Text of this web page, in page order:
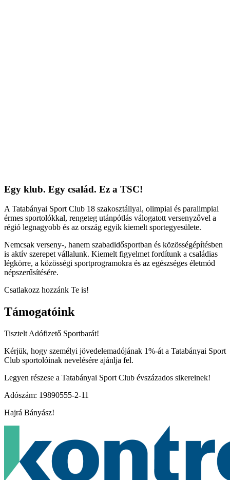
Egy klub. Egy család. Ez a TSC!
A Tatabányai Sport Club 18 szakosztállyal, olimpiai és paralimpiai
érmes sportolókkal, rengeteg utánpótlás válogatott versenyzővel a
régió legnagyobb és az ország egyik kiemelt sportegyesülete.
Nemcsak verseny-, hanem szabadidősportban és közösségépítésben
is aktív szerepet vállalunk. Kiemelt figyelmet fordítunk a családias
légkörre, a közösségi sportprogramokra és az egészséges életmód
népszerűsítésére.
Csatlakozz hozzánk Te is!
Támogatóink
Tisztelt Adófizető Sportbarát!
Kérjük, hogy személyi jövedelemadójának 1%-át a Tatabányai Sport
Club sportolóinak nevelésére ajánlja fel.
Legyen részese a Tatabányai Sport Club évszázados sikereinek!
Adószám: 19890555-2-11
Hajrá Bányász!